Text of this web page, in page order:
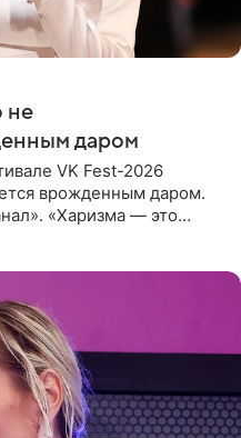
не
даром
VK Fest-2026
врожденным даром.
«Харизма — это